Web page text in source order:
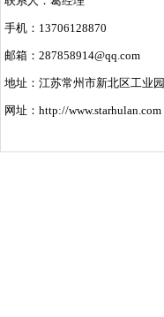
手机：13706128870
邮箱：287858914@qq.com
地址：江苏常州市新北区工业园
网址：http://www.starhulan.com